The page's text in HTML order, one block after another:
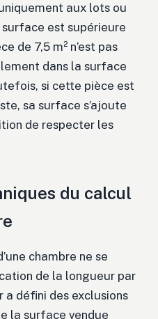
aux lots ou
est supérieure
de 7,5 m² n’est pas
dans la surface
si cette pièce est
sa surface s’ajoute
de respecter les
du calcul
chambre ne se
de la longueur par
défini des exclusions
la surface vendue